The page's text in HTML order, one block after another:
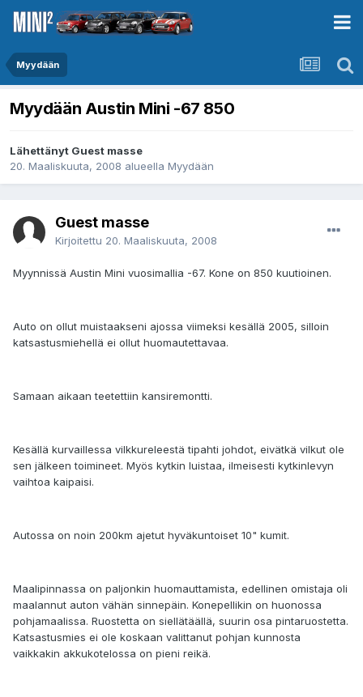
Myydään
Myydään Austin Mini -67 850
Lähettänyt Guest masse
20. Maaliskuuta, 2008 alueella Myydään
Guest masse
Kirjoitettu 20. Maaliskuuta, 2008
Myynnissä Austin Mini vuosimallia -67. Kone on 850 kuutioinen.
Auto on ollut muistaakseni ajossa viimeksi kesällä 2005, silloin
katsastusmiehellä ei ollut huomautettavaa.
Samaan aikaan teetettiin kansiremontti.
Kesällä kurvaillessa vilkkureleestä tipahti johdot, eivätkä vilkut ole
sen jälkeen toimineet. Myös kytkin luistaa, ilmeisesti kytkinlevyn
vaihtoa kaipaisi.
Autossa on noin 200km ajetut hyväkuntoiset 10" kumit.
Maalipinnassa on paljonkin huomauttamista, edellinen omistaja oli
maalannut auton vähän sinnepäin. Konepellikin on huonossa
pohjamaalissa. Ruostetta on siellätäällä, suurin osa pintaruostetta.
Katsastusmies ei ole koskaan valittanut pohjan kunnosta
vaikkakin akkukotelossa on pieni reikä.